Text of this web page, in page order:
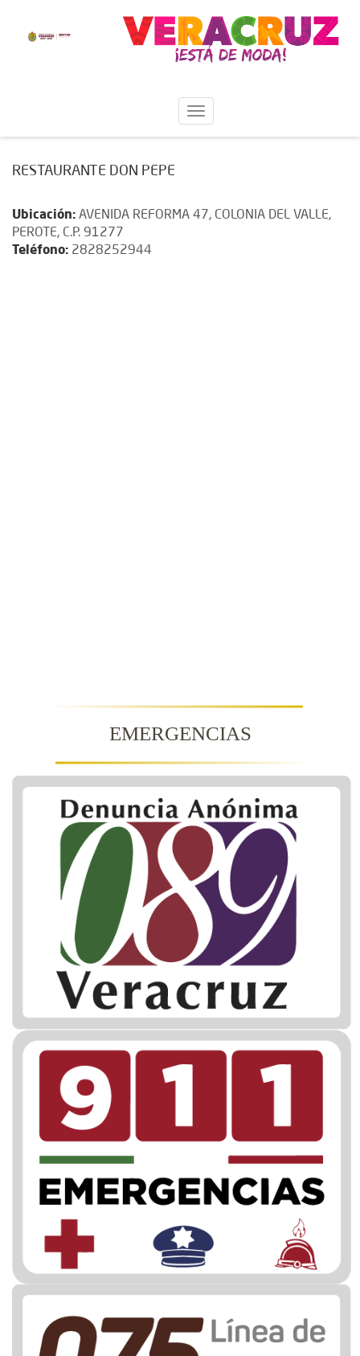
RESTAURANTE DON PEPE
Ubicación: AVENIDA REFORMA 47, COLONIA DEL VALLE,
PEROTE, C.P. 91277
Teléfono: 2828252944
EMERGENCIAS